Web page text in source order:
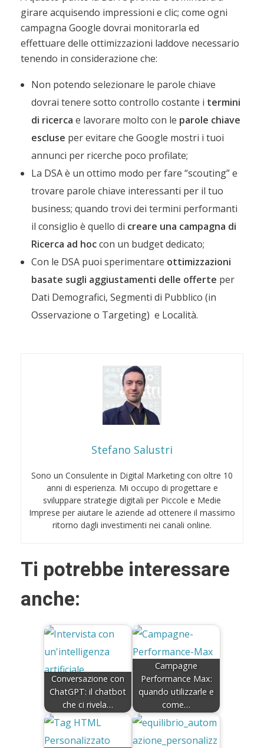
girare acquisendo impressioni e clic; come ogni
campagna Google dovrai monitorarla ed
effettuare delle ottimizzazioni laddove necessario
tenendo in considerazione che:
Non potendo selezionare le parole chiave
dovrai tenere sotto controllo costante i termini
di ricerca e lavorare molto con le parole chiave
escluse per evitare che Google mostri i tuoi
annunci per ricerche poco profilate;
La DSA è un ottimo modo per fare “scouting” e
trovare parole chiave interessanti per il tuo
business; quando trovi dei termini performanti
il consiglio è quello di creare una campagna di
Ricerca ad hoccon un budget dedicato;
Con le DSA puoi sperimentare ottimizzazioni
basate sugli aggiustamenti delle offerte per
Dati Demografici, Segmenti di Pubblico (in
Osservazione o Targeting) e Località.
Stefano Salustri
Sono un Consulente in Digital Marketing con oltre 10
anni di esperienza. Mi occupo di progettare e
sviluppare strategie digitali per Piccole e Medie
Imprese per aiutare le aziende ad ottenere il massimo
ritorno dagli investimenti nei canali online.
Ti potrebbe interessare
anche:
Conversazione con
ChatGPT: il chatbot
che ci rivela…
Campagne
Performance Max:
quando utilizzarle e
come…